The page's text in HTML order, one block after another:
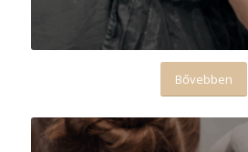
Bővebben